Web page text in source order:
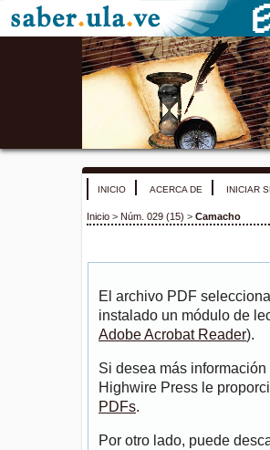
INICIO ACERCA DE INICIAR
Inicio > Núm. 029 (15) > Camacho
El archivo PDF
instalado un módulo de
Adobe Acrobat Reader).
Si desea más
Highwire Press le
PDFs.
Por otro lado, puede